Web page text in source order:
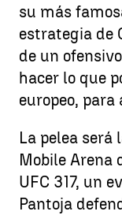
su más
estrategia de
de un
hacer lo que
europeo,
La pelea será
Mobile Arena
UFC 317, un
Pantoja